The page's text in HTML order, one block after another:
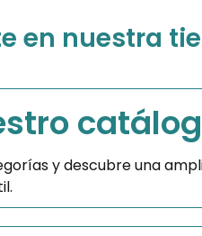
en nuestra
y descubre una